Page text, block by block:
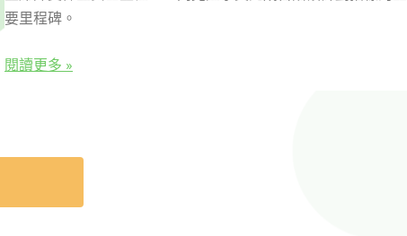
要里程碑。
閱讀更多 »